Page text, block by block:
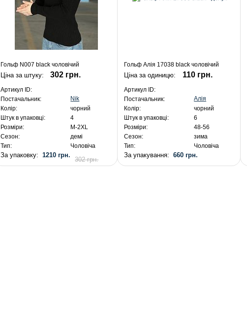
Гольф N007 black чоловічий
Ціна за штуку: 302 грн.
Артикул ID:
Постачальник:
Nik
Колір:
чорний
Штук в упаковці:
4
Розміри:
M-2XL
Сезон:
демі
Тип:
Чоловіча
За упаковку:1210 грн.
302 грн.
Гольф Алія 17038 black чоловічий
Ціна за одиницю: 110 грн.
Артикул ID:
Постачальник:
Алія
Колір:
чорний
Штук в упаковці:
6
Розміри:
48-56
Сезон:
зима
Тип:
Чоловіча
За упакування:660 грн.